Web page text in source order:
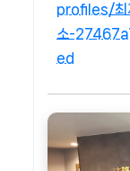
profiles/최
소-
ed